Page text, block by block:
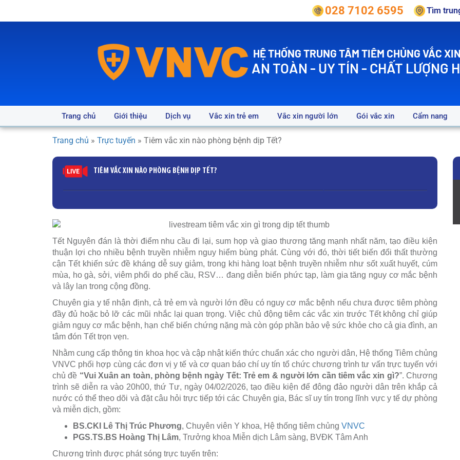
028 7102 6595 Tìm
HỆ THỐNG TRUNG TÂM TIÊM CHỦNG VẮC
AN TOÀN - UY TÍN - CHẤT LƯỢNG
Trang chủ Giới thiệu Dịch vụ Vắc xin trẻ em Vắc xin người lớn Gói vắc xin Cẩm nang
Trang chủ » Trực tuyến » Tiêm vắc xin nào phòng bệnh dịp Tết?
TIÊM VẮC XIN NÀO PHÒNG BỆNH DỊP TẾT?
Tết Nguyên đán là thời điểm nhu cầu đi lại, sum họp và giao thương tăng mạnh nhất năm, tạo điều kiện
thuận lợi cho nhiều bệnh truyền nhiễm nguy hiểm bùng phát. Cùng với đó, thời tiết biến đổi thất thường
cận Tết khiến sức đề kháng dễ suy giảm, trong khi hàng loạt bệnh truyền nhiễm như sốt xuất huyết, cúm
mùa, ho gà, sởi, viêm phổi do phế cầu, RSV… đang diễn biến phức tạp, làm gia tăng nguy cơ mắc bệnh
và lây lan trong cộng đồng.
Chuyên gia y tế nhận định, cả trẻ em và người lớn đều có nguy cơ mắc bệnh nếu chưa được tiêm phòng
đầy đủ hoặc bỏ lỡ các mũi nhắc lại quan trọng. Việc chủ động tiêm các vắc xin trước Tết không chỉ giúp
giảm nguy cơ mắc bệnh, hạn chế biến chứng nặng mà còn góp phần bảo vệ sức khỏe cho cả gia đình, an
tâm đón Tết trọn vẹn.
Nhằm cung cấp thông tin khoa học và cập nhật kiến thức chuẩn xác cho người dân, Hệ thống Tiêm chủng
VNVC phối hợp cùng các đơn vị y tế và cơ quan báo chí uy tín tổ chức chương trình tư vấn trực tuyến với
chủ đề “Vui Xuân an toàn, phòng bệnh ngày Tết: Trẻ em & người lớn cần tiêm vắc xin gì?”. Chương
trình sẽ diễn ra vào 20h00, thứ Tư, ngày 04/02/2026, tạo điều kiện để đông đảo người dân trên khắp cả
nước có thể theo dõi và đặt câu hỏi trực tiếp tới các Chuyên gia, Bác sĩ uy tín trong lĩnh vực y tế dự phòng
và miễn dịch, gồm:
BS.CKI Lê Thị Trúc Phương, Chuyên viên Y khoa, Hệ thống tiêm chủng VNVC
PGS.TS.BS Hoàng Thị Lâm, Trưởng khoa Miễn dịch Lâm sàng, BVĐK Tâm Anh
Chương trình được phát sóng trực tuyến trên: